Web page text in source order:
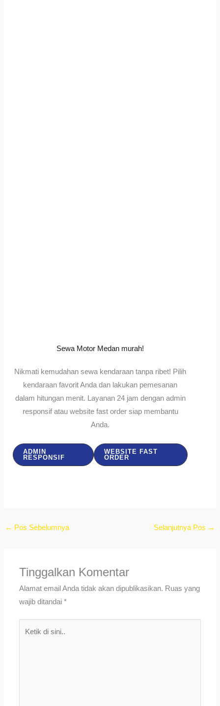
Sewa Motor Medan murah!
Nikmati kemudahan sewa kendaraan tanpa ribet! Pilih
kendaraan favorit Anda dan lakukan pemesanan
dalam hitungan menit. Layanan 24 jam dengan admin
responsif atau website fast order siap membantu
Anda.
ADMIN
RESPONSIF
WEBSITE FAST
ORDER
← Pos Sebelumnya Selanjutnya Pos →
Tinggalkan Komentar
Alamat email Anda tidak akan dipublikasikan. Ruas yang
wajib ditandai*